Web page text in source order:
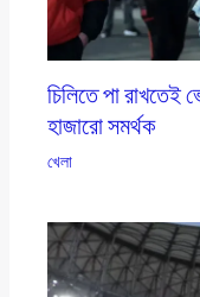
চিলিতে পা রাখতেই
হাজারো সমর্থক
খেলা